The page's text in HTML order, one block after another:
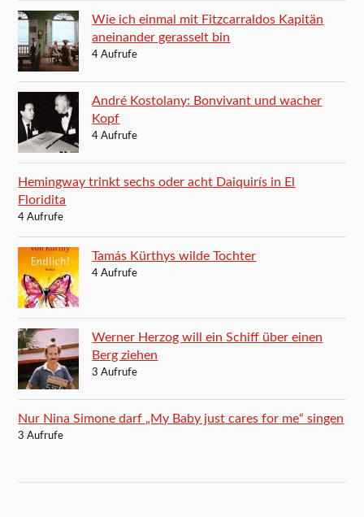
Wie ich einmal mit Fitzcarraldos Kapitän
aneinander gerasselt bin
4 Aufrufe
André Kostolany: Bonvivant und wacher
Kopf
4 Aufrufe
Hemingway trinkt sechs oder acht Daiquirís in El
Floridita
4 Aufrufe
Tamás Kürthys wilde Tochter
4 Aufrufe
Werner Herzog will ein Schiff über einen
Berg ziehen
3 Aufrufe
Nur Nina Simone darf „My Baby just cares for me“ singen
3 Aufrufe